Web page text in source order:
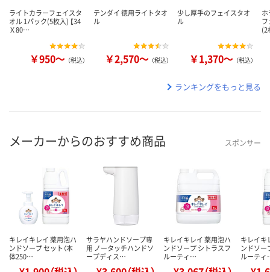
ライトカラーフェイスタ
オル 1パック(5枚入) 【34
Ｘ80…
￥950～ （税込）
テンダイ 徳用ライトタオ
ル
￥2,570～ （税込）
少し厚手のフェイスタオ
ル
￥1,370～ （税込）
(2
ランキングをもっと見る
メーカーからのおすすめ商品 スポンサー
キレイキレイ 薬用泡ハ
ンドソープ セット（本
体250…
サラヤハンドソープ専
用 ノータッチハンドソ
ープディス…
キレイキレイ 薬用泡ハ
ンドソープ シトラスフ
ルーティ…
キレイキ
ンドソー
ルーテ